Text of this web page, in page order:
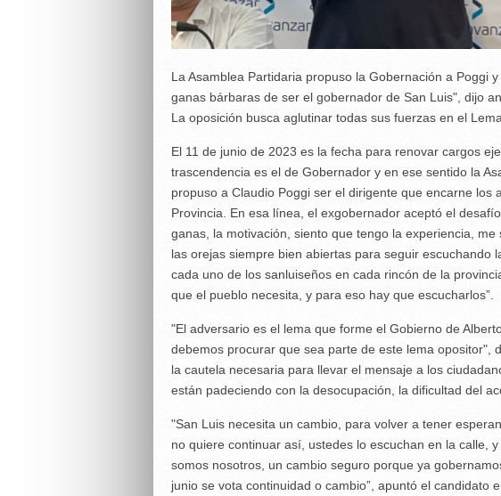
La Asamblea Partidaria propuso la Gobernación a Poggi
ganas bárbaras de ser el gobernador de San Luis", dijo
La oposición busca aglutinar todas sus fuerzas en el
El 11 de junio de 2023 es la fecha para renovar cargos
trascendencia es el de Gobernador y en ese sentido la
propuso a Claudio Poggi ser el dirigente que encarne los
Provincia. En esa línea, el exgobernador aceptó el
ganas, la motivación, siento que tengo la experiencia,
las orejas siempre bien abiertas para seguir escuchando
cada uno de los sanluiseños en cada rincón de la
que el pueblo necesita, y para eso hay que escucharlos”.
"El adversario es el lema que forme el Gobierno de
debemos procurar que sea parte de este lema opositor",
la cautela necesaria para llevar el mensaje a los
están padeciendo con la desocupación, la dificultad del
"San Luis necesita un cambio, para volver a tener
no quiere continuar así, ustedes lo escuchan en la calle,
somos nosotros, un cambio seguro porque ya
junio se vota continuidad o cambio”, apuntó el candidato